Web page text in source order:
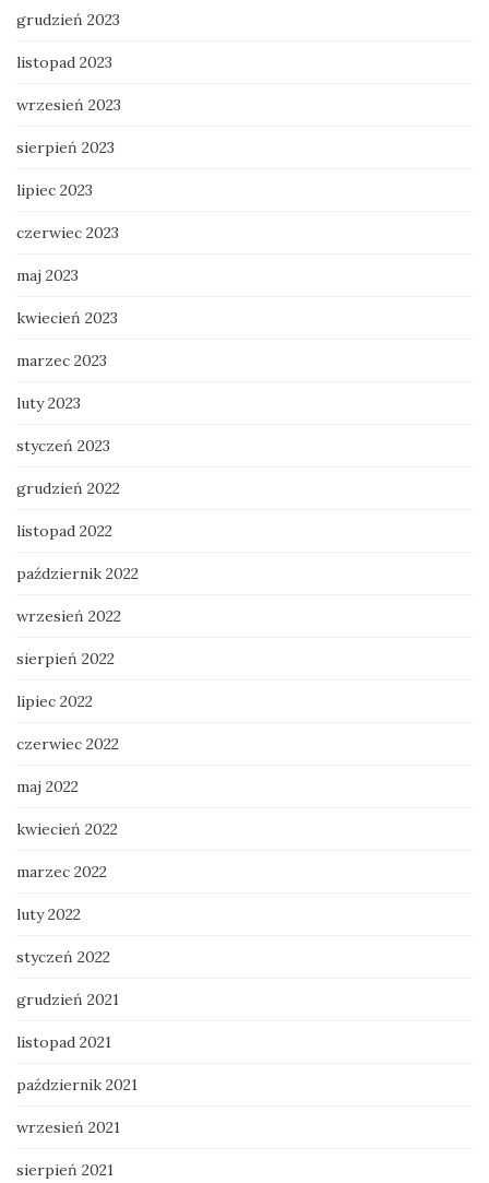
grudzień 2023
listopad 2023
wrzesień 2023
sierpień 2023
lipiec 2023
czerwiec 2023
maj 2023
kwiecień 2023
marzec 2023
luty 2023
styczeń 2023
grudzień 2022
listopad 2022
październik 2022
wrzesień 2022
sierpień 2022
lipiec 2022
czerwiec 2022
maj 2022
kwiecień 2022
marzec 2022
luty 2022
styczeń 2022
grudzień 2021
listopad 2021
październik 2021
wrzesień 2021
sierpień 2021